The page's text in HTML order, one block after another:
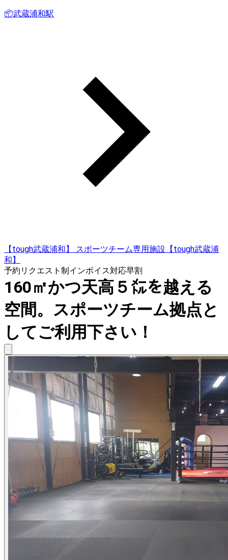
📦武蔵浦和駅
【tough武蔵浦和】 スポーツチーム専用施設【tough武蔵浦
和】
予約リクエスト制インボイス対応早割
160㎡かつ天高５㍍を越える
空間。スポーツチーム拠点と
してご利用下さい！